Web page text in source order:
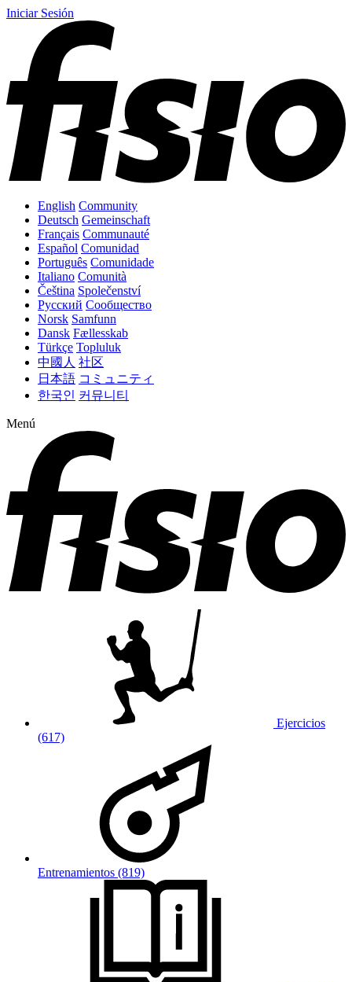
Iniciar Sesión
English Community
Deutsch Gemeinschaft
Français Communauté
Español Comunidad
Português Comunidade
Italiano Comunità
Čeština Společenství
Русский Сообщество
Norsk Samfunn
Dansk Fællesskab
Türkçe Topluluk
中國人 社区
日本語 コミュニティ
한국인 커뮤니티
Menú
Ejercicios
(617)
Entrenamientos (819)